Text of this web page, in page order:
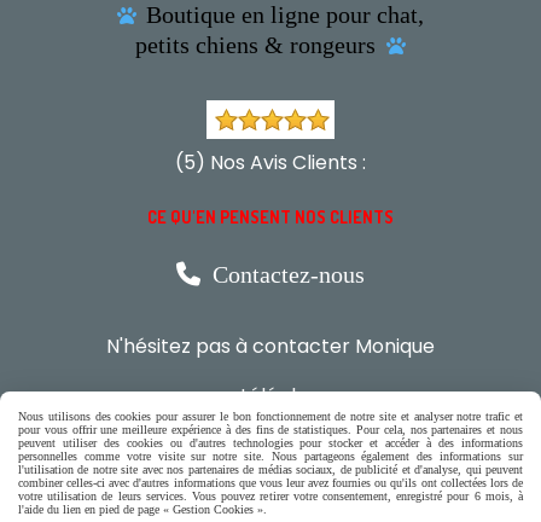
 Boutique en ligne pour chat,
petits chiens & rongeurs

(5) Nos Avis Clients :
CE QU'EN PENSENT NOS CLIENTS
 Contactez-nous
N'hésitez pas à contacter Monique
par téléphone
0618321265
ou par message
Nous utilisons des cookies pour assurer le bon fonctionnement de notre site et analyser notre trafic et
pour vous offrir une meilleure expérience à des fins de statistiques. Pour cela, nos partenaires et nous
peuvent utiliser des cookies ou d'autres technologies pour stocker et accéder à des informations
personnelles comme votre visite sur notre site. Nous partageons également des informations sur
l'utilisation de notre site avec nos partenaires de médias sociaux, de publicité et d'analyse, qui peuvent
combiner celles-ci avec d'autres informations que vous leur avez fournies ou qu'ils ont collectées lors de
votre utilisation de leurs services. Vous pouvez retirer votre consentement, enregistré pour 6 mois, à
l'aide du lien en pied de page « Gestion Cookies ».